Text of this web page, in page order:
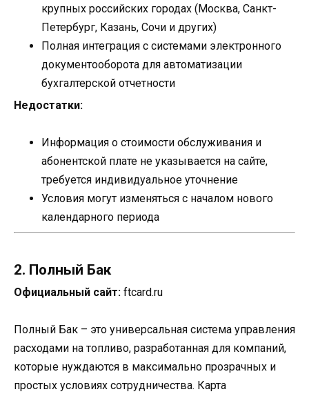
крупных российских городах (Москва, Санкт-
Петербург, Казань, Сочи и других)
Полная интеграция с системами электронного
документооборота для автоматизации
бухгалтерской отчетности
Недостатки:
Информация о стоимости обслуживания и
абонентской плате не указывается на сайте,
требуется индивидуальное уточнение
Условия могут изменяться с началом нового
календарного периода
2. Полный Бак
Официальный сайт: ftcard.ru
Полный Бак – это универсальная система управления
расходами на топливо, разработанная для компаний,
которые нуждаются в максимально прозрачных и
простых условиях сотрудничества. Карта